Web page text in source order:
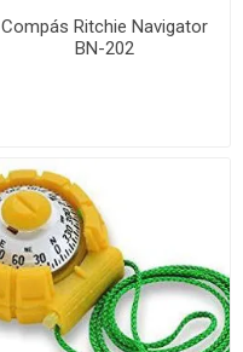
Compás Ritchie Navigator
BN-202